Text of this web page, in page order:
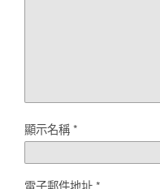
顯示名稱*
電子郵件地址*